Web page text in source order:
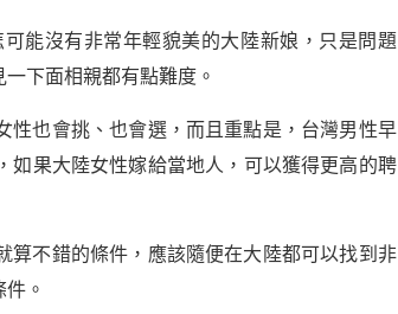
能沒有非常年輕貌美的大陸新娘，只是問題
下面相親都有點難度。
性也會挑、也會選，而且重點是，台灣男性早
如果大陸女性嫁給當地人，可以獲得更高的聘
算不錯的條件，應該隨便在大陸都可以找到非
。